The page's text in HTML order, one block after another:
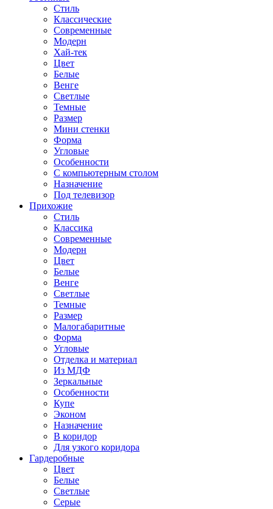
Стиль
Классические
Современные
Модерн
Хай-тек
Цвет
Белые
Венге
Светлые
Темные
Размер
Мини стенки
Форма
Угловые
Особенности
С компьютерным столом
Назначение
Под телевизор
Прихожие
Стиль
Классика
Современные
Модерн
Цвет
Белые
Венге
Светлые
Темные
Размер
Малогабаритные
Форма
Угловые
Отделка и материал
Из МДФ
Зеркальные
Особенности
Купе
Эконом
Назначение
В коридор
Для узкого коридора
Гардеробные
Цвет
Белые
Светлые
Серые